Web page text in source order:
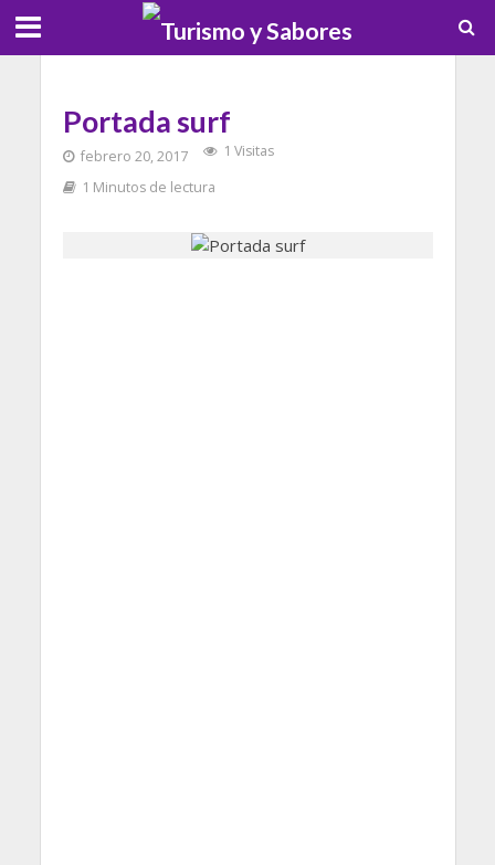
Portada surf
febrero 20, 2017
1 Visitas
1 Minutos de lectura